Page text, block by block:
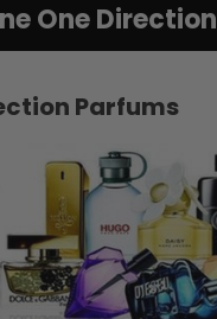
One Direction
Parfums